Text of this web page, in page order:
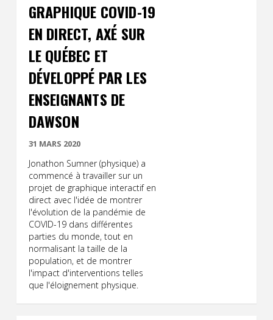
GRAPHIQUE COVID-19
EN DIRECT, AXÉ SUR
LE QUÉBEC ET
DÉVELOPPÉ PAR LES
ENSEIGNANTS DE
DAWSON
31 MARS 2020
Jonathon Sumner (physique) a
commencé à travailler sur un
projet de graphique interactif en
direct avec l'idée de montrer
l'évolution de la pandémie de
COVID-19 dans différentes
parties du monde, tout en
normalisant la taille de la
population, et de montrer
l'impact d'interventions telles
que l'éloignement physique.